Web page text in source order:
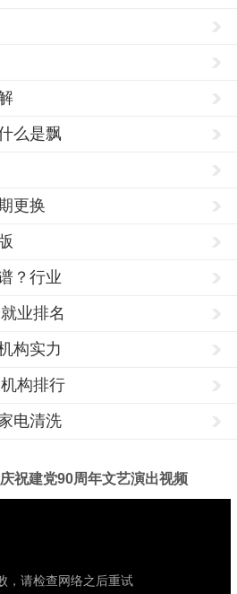
么是飘
更换
？行业
业排名
构实力
构排行
电清洗
祝建党90周年文艺演出视频